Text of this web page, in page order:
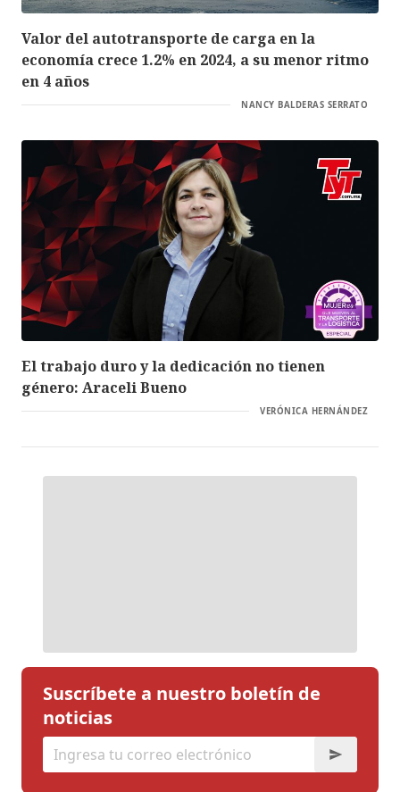
Valor del autotransporte de carga en la
economía crece 1.2% en 2024, a su menor ritmo
en 4 años
NANCY BALDERAS SERRATO
El trabajo duro y la dedicación no tienen
género: Araceli Bueno
VERÓNICA HERNÁNDEZ
Suscríbete a nuestro boletín de
noticias